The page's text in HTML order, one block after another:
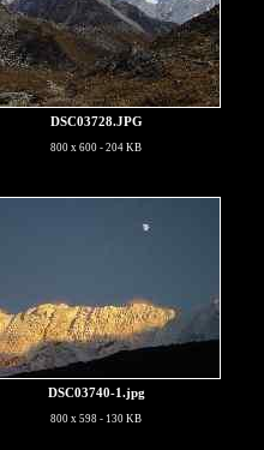
DSC03728.JPG
800 x 600 - 204 KB
DSC03740-1.jpg
800 x 598 - 130 KB